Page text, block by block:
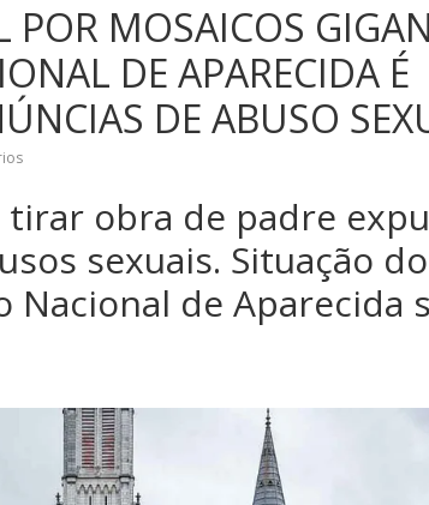
POR MOSAICOS
DE APARECIDA É
DE ABUSO
tirar obra de padre
sexuais. Situação
Nacional de Aparecida